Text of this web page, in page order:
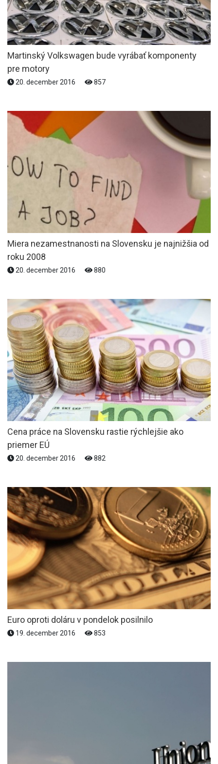
Martinský Volkswagen bude vyrábať komponenty
pre motory
20. december 2016 857
Miera nezamestnanosti na Slovensku je najnižšia od
roku 2008
20. december 2016 880
Cena práce na Slovensku rastie rýchlejšie ako
priemer EÚ
20. december 2016 882
Euro oproti doláru v pondelok posilnilo
19. december 2016 853